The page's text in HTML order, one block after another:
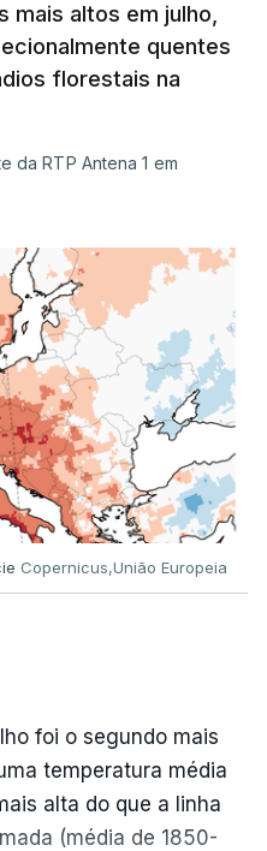
mais altos em julho,
quentes
florestais na
da RTP Antena 1 em
Copernicus,União Europeia
foi o segundo mais
temperatura média
alta do que a linha
(média de 1850-